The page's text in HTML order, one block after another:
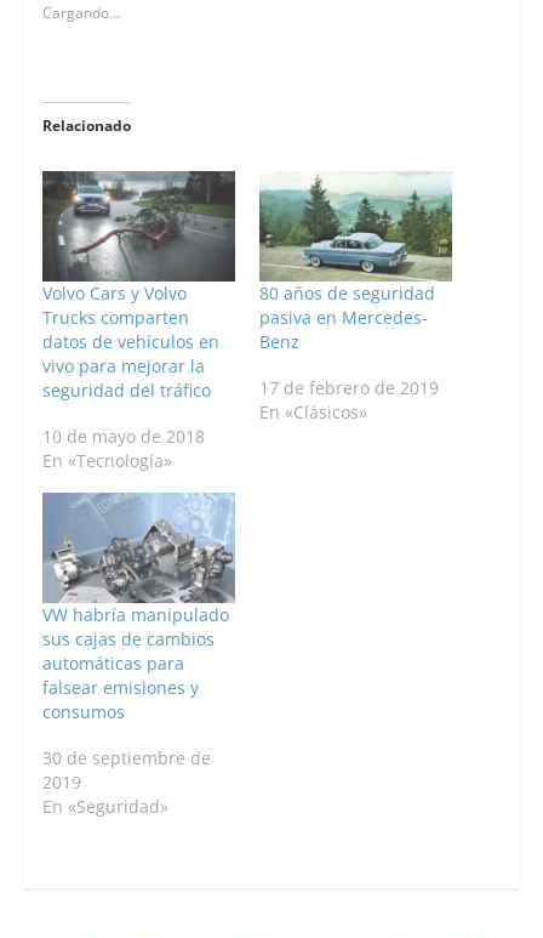
Cargando...
Relacionado
Volvo Cars y Volvo
Trucks comparten
datos de vehículos en
vivo para mejorar la
seguridad del tráfico
10 de mayo de 2018
En «Tecnología»
80 años de seguridad
pasiva en Mercedes-
Benz
17 de febrero de 2019
En «Clásicos»
VW habría manipulado
sus cajas de cambios
automáticas para
falsear emisiones y
consumos
30 de septiembre de
2019
En «Seguridad»